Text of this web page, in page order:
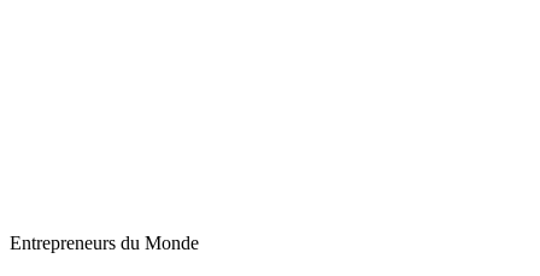
Entrepreneurs du Monde